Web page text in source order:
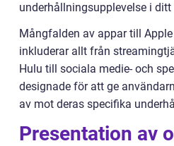
underhållningsupplevelse i
Mångfalden av appar till
inkluderar allt från
Hulu till sociala medie- och
designade för att ge
av mot deras specifika
Presentation av